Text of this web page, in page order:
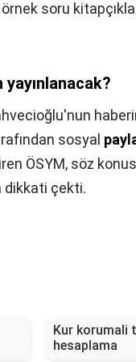
örnek soru
sosyal
ÖSYM, söz
dikkati çekti.
Kur korumali
hesaplama